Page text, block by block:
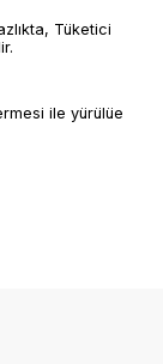
Tüketici
ile yürülüe